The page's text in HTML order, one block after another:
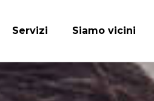
Servizi Siamo vicini